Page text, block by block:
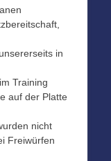
in
Training
auf der Platte
nicht
Freiwürfen